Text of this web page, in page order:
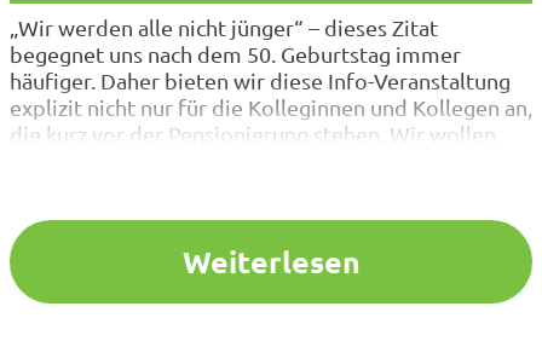
„Wir werden alle nicht jünger“ – dieses Zitat
begegnet uns nach dem 50. Geburtstag immer
häufiger. Daher bieten wir diese Info-Veranstaltung
explizit nicht nur für die Kolleginnen und Kollegen an,
die kurz vor der Pensionierung stehen. Wir wollen
Weiterlesen